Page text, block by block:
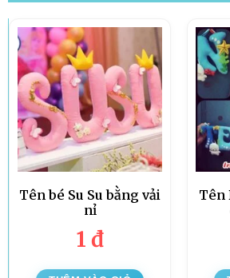
Tên bé Su Su bằng vải
nỉ
1 đ
Tên